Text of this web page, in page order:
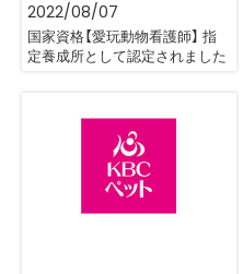
2022/08/07
国家資格【愛玩動物看護師】 指
定養成所として認定されました